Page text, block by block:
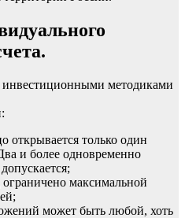
методиками
открывается только один
и более одновременно
максимальной
может быть любой, хоть